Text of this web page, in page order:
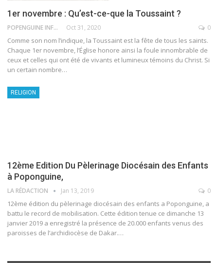
1er novembre : Qu’est-ce-que la Toussaint ?
POPENGUINE INFO Oct 31, 2020 0
Comme son nom l’indique, la Toussaint est la fête de tous les saints.
Chaque 1er novembre, l’Église honore ainsi la foule innombrable de
ceux et celles qui ont été de vivants et lumineux témoins du Christ. Si
un certain nombre…
RELIGION
12ème Edition Du Pèlerinage Diocésain des Enfants
à Poponguine,
LA RÉDACTION Jan 13, 2019 0
12ème édition du pèlerinage diocésain des enfants a Poponguine, a
battu le record de mobilisation. Cette édition tenue ce dimanche 13
janvier 2019 a enregistré la présence de 20.000 enfants venus des
paroisses de l’archidiocèse de Dakar.…